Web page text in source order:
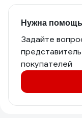
Нужна
Задайте
покупателей